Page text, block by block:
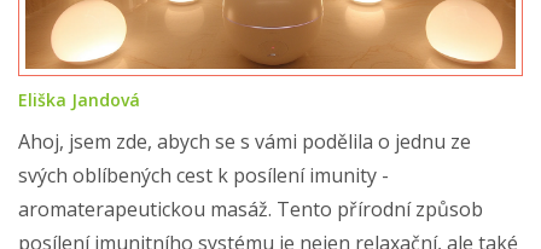
Eliška Jandová
Ahoj, jsem zde, abych se s vámi podělila o jednu ze
svých oblíbených cest k posílení imunity -
aromaterapeutickou masáž. Tento přírodní způsob
posílení imunitního systému je nejen relaxační, ale také